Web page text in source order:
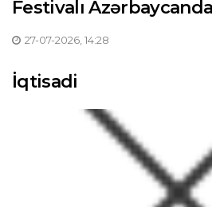
Festivalı
27-07-2026, 14:28
İqtisadi